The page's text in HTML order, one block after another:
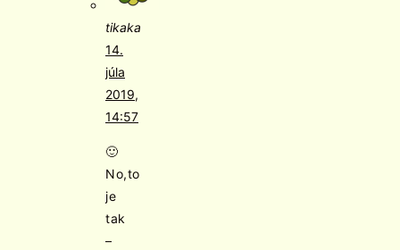
tikaka
14.
júla
2019,
14:57
🙂
No,to
je
tak
–